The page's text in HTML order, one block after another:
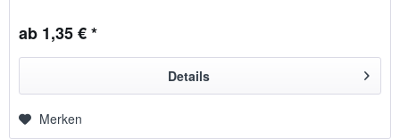
ab 1,35 € *
Details
Merken